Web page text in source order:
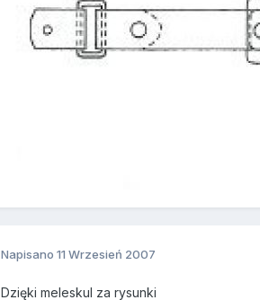
Napisano 11 Wrzesień 2007
Dzięki meleskul za rysunki